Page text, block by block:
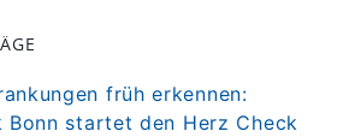
früh erkennen:
Bonn startet den Herz Check